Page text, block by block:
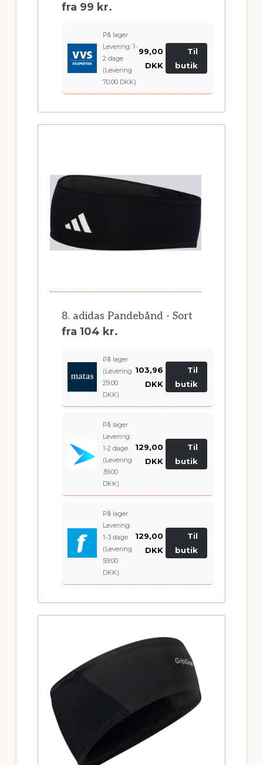
fra 99 kr.
På lager
Levering: 1-
2 dage
(Levering
70.00 DKK)
99,00
DKK
Til
butik
8. adidas Pandebånd - Sort
fra 104 kr.
På lager
(Levering
29.00
DKK)
103,96
DKK
Til
butik
På lager
Levering:
1-2 dage
(Levering
39.00
DKK)
129,00
DKK
Til
butik
På lager
Levering:
1-3 dage
(Levering
59.00
DKK)
129,00
DKK
Til
butik